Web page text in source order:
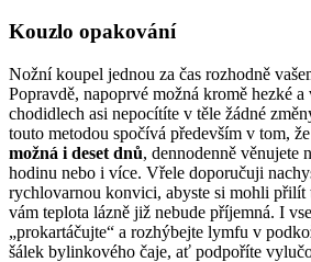
Kouzlo opakování
Nožní koupel jednou za čas rozhodně
Popravdě, napoprvé možná kromě hezké
chodidlech asi nepocítíte v těle žádné
touto metodou spočívá především v tom, že
možná i deset dnů, dennodenně věnujete
hodinu nebo i více. Vřele doporučuji
rychlovarnou konvici, abyste si mohli přilít
vám teplota lázně již nebude příjemná. I
„prokartáčujte“ a rozhýbejte lymfu v
šálek bylinkového čaje, ať podpoříte